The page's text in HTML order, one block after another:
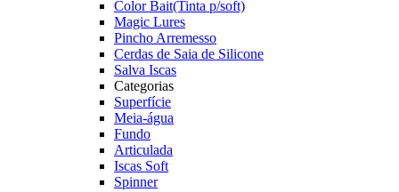
Color Bait(Tinta p/soft)
Magic Lures
Pincho Arremesso
Cerdas de Saia de Silicone
Salva Iscas
Categorias
Superfície
Meia-água
Fundo
Articulada
Iscas Soft
Spinner